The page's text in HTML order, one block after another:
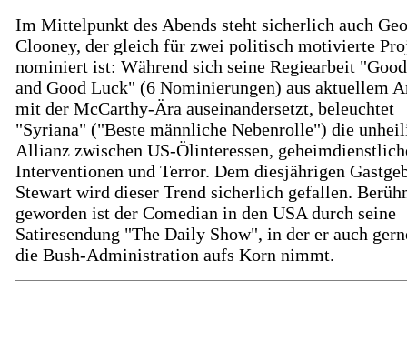
Im Mittelpunkt des Abends steht sicherlich auch
Clooney, der gleich für zwei politisch motivierte
nominiert ist: Während sich seine Regiearbeit
and Good Luck" (6 Nominierungen) aus aktuellem
mit der McCarthy-Ära auseinandersetzt, beleuchtet
"Syriana" ("Beste männliche Nebenrolle") die
Allianz zwischen US-Ölinteressen,
Interventionen und Terror. Dem diesjährigen
Stewart wird dieser Trend sicherlich gefallen.
geworden ist der Comedian in den USA durch seine
Satiresendung "The Daily Show", in der er auch
die Bush-Administration aufs Korn nimmt.